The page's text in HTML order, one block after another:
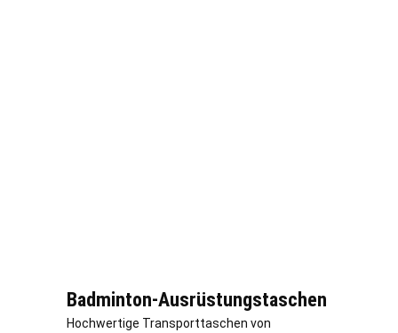
Badminton-Ausrüstungstaschen
Hochwertige Transporttaschen von